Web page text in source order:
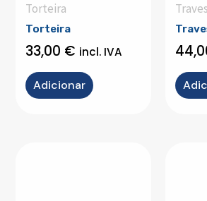
Torteira
Torteira
33,00 € incl. IVA
Adicionar